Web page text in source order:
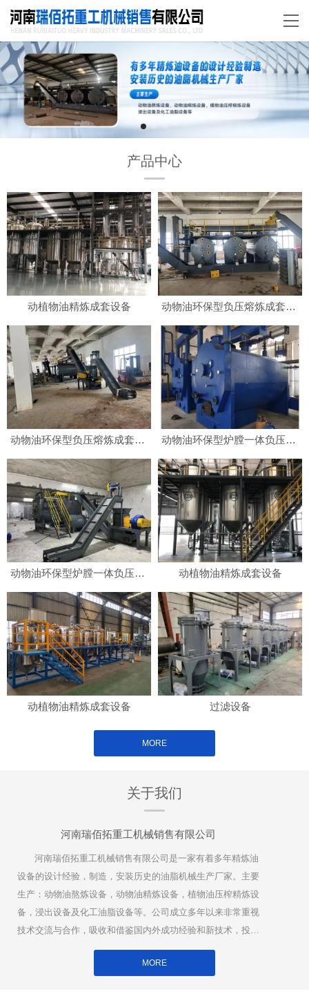
产品中心
动植物油精炼成套设备 动物油环保型负压熔炼成套设备
动物油环保型负压熔炼成套设备 动物油环保型炉膛一体负压熔炼成套设备
动物油环保型炉膛一体负压熔炼成套设备 动植物油精炼成套设备
动植物油精炼成套设备 过滤设备
MORE
关于我们
河南瑞佰拓重工机械销售有限公司
河南瑞佰拓重工机械销售有限公司是一家有着多年精炼油
设备的设计经验，制造，安装历史的油脂机械生产厂家。主要
生产：动物油熬炼设备，动物油精炼设备，植物油压榨精炼设
备，浸出设备及化工油脂设备等。公司成立多年以来非常重视
技术交流与合作，吸收和借鉴国内外成功经验和新技术，投入
大量**用于新设备的研制和开发。
MORE